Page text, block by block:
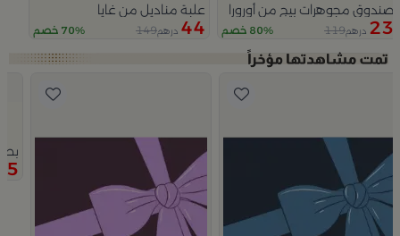
صندوق مجوهرات بيج من أورورا
23 درهم119 80% خصم
علبة مناديل من غايا
44 درهم149 70% خصم
Slide 1 of 4